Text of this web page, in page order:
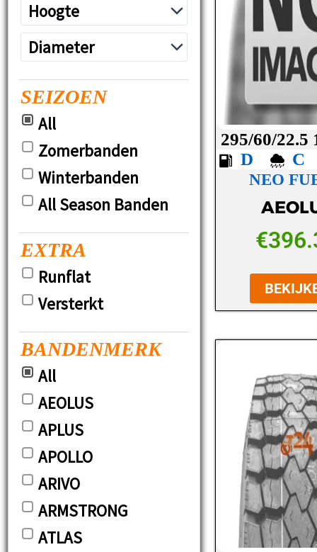
SEIZOEN
All
Zomerbanden
Winterbanden
All Season Banden
EXTRA
Runflat
Versterkt
BANDENMERK
All
AEOLUS
APLUS
APOLLO
ARIVO
ARMSTRONG
ATLAS
295/60/22.5
D
C
NEO
€